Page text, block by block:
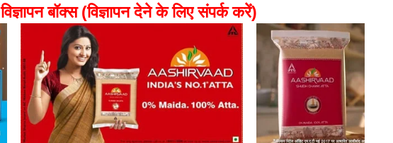
विज्ञापन बॉक्स (विज्ञापन देने के लिए संपर्क करें)